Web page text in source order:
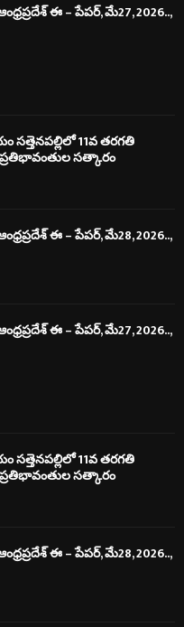
ఈ – పేపర్, మే27, 2026..,
సత్తెనపల్లిలో 11వ తరగతి
సత్కారం
ఈ – పేపర్, మే28, 2026..,
ఈ – పేపర్, మే27, 2026..,
సత్తెనపల్లిలో 11వ తరగతి
సత్కారం
ఈ – పేపర్, మే28, 2026..,